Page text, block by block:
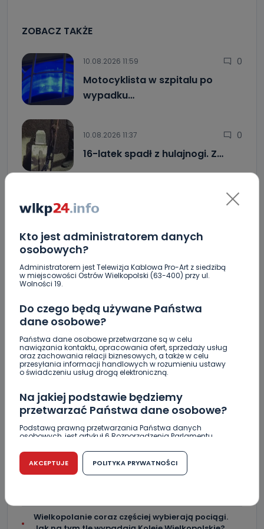
Kto jest administratorem danych
osobowych?
Administratorem jest Telewizja Kablowa Pro-Art z siedzibą
w miejscowości Ostrów Wielkopolski (63-400) przy ul.
Wolności 19.
Do czego będą używane Państwa
dane osobowe?
Państwa dane osobowe przetwarzane są w celu
nawiązania kontaktu, opracowania ofert, sprzedaży usług
oraz zachowania relacji biznesowych, a także w celu
przesyłania informacji handlowych w rozumieniu ustawy
o świadczeniu usług drogą elektroniczną.
Na jakiej podstawie będziemy
przetwarzać Państwa dane osobowe?
Podstawą prawną przetwarzania Państwa danych
osobowych, jest artykuł 6 Rozporządzenia Parlamentu
r. w sprawie ochrony osób fizycznych w związku z
przetwarzaniem danych osobowych w sprawie
swobodnego przepływu takich danych oraz uchylenia
dyrektywy 95/46/WE (RODO).
Czy jest możliwość cofnięcia zgody?
Podanie danych osobowych jest dobrowolne, nie jest
AKCEPTUJE POLITYKA PRYWATNOŚCI
ZOBACZ TAKŻE
10.08.2026 11:59 0
Motocyklista w szpitalu po
wypadku…
10.08.2026 11:37 0
16-latek spadł z hulajnogi. Z…
0
Mocne otwarcie sezonu Astry,
Zatrzymanie na tle seksualnym? Służby badają
sprawę
boisku w Świeligowie. Ruszyła zbiórka
Puchar na landach. Znowu przyjedzie do
Krotoszyna
Mecz bez historii. Moonfin Magnus Ostrów
przegrywa wyraźnie z Innpro ROW-em Rybnik
Turniej frisbee na "Piaskach" [FOTO]
Pilnie potrzebna krew. Sprwdź, czy możesz pomóc
[WIDEO]
Śmiertelny wypadek w Torzeńcu. Zginął
motocyklista
Wielkopolanie coraz częściej wybierają pociągi.